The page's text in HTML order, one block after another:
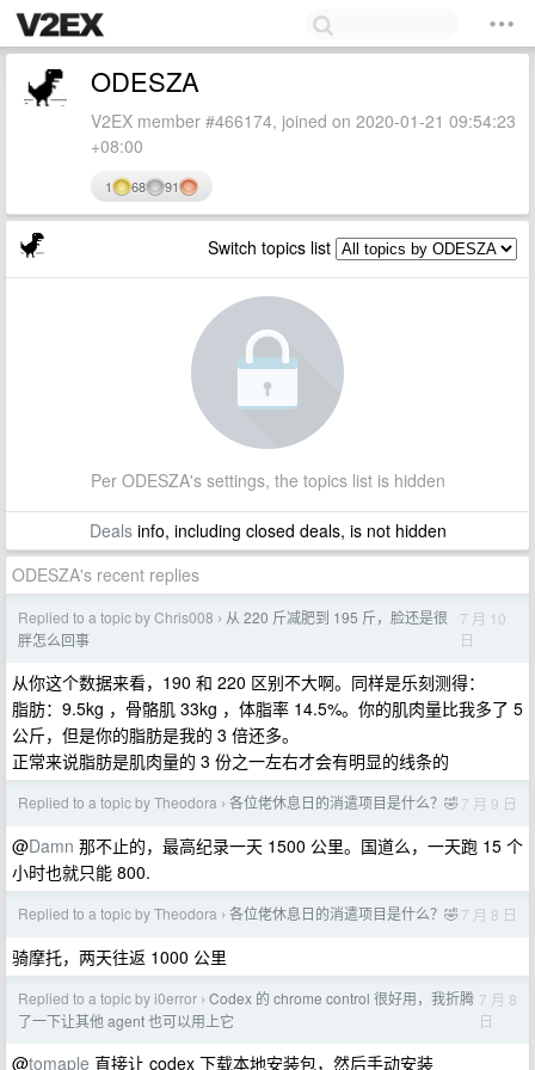
ODESZA
V2EX member #466174, joined on 2020-01-21 09:54:23
+08:00
1 68 91
Switch topics list
Per ODESZA's settings, the topics list is hidden
Dealsinfo, including closed deals, is not hidden
ODESZA's recent replies
Replied to a topic by Chris008 › 从 220 斤减肥到 195 斤，脸还是很
胖怎么回事
7 月 10
日
从你这个数据来看，190 和 220 区别不大啊。同样是乐刻测得：
脂肪：9.5kg ，骨骼肌 33kg ，体脂率 14.5%。你的肌肉量比我多了 5
公斤，但是你的脂肪是我的 3 倍还多。
正常来说脂肪是肌肉量的 3 份之一左右才会有明显的线条的
Replied to a topic by Theodora › 各位佬休息日的消遣项目是什么？🤣7 月 9 日
@Damn 那不止的，最高纪录一天 1500 公里。国道么，一天跑 15 个
小时也就只能 800.
Replied to a topic by Theodora › 各位佬休息日的消遣项目是什么？🤣7 月 8 日
骑摩托，两天往返 1000 公里
Replied to a topic by i0error › Codex 的 chrome control 很好用，我折腾
了一下让其他 agent 也可以用上它
7 月 8
日
@tomaple 直接让 codex 下载本地安装包，然后手动安装